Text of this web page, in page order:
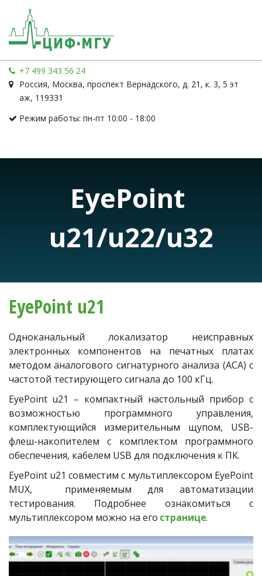
+7 499 343 56 24
Россия, Москва, проспект Вернадского, д. 21, к. 3, 5 эт
аж, 119331
Режим работы: пн-пт 10:00 - 18:00
EyePoint
u21/u22/u32
EyePoint u21
Одноканальный локализатор неисправных
электронных компонентов на печатных платах
методом аналогового сигнатурного анализа (АСА) с
частотой тестирующего сигнала до 100 кГц.
EyePoint u21 – компактный настольный прибор с
возможностью программного управления,
комплектующийся измерительным щупом, USB-
флеш-накопителем с комплектом программного
обеспечения, кабелем USB для подключения к ПК.
EyePoint u21 совместим с мультиплексором EyePoint
MUX, применяемым для автоматизации
тестирования. Подробнее ознакомиться с
мультиплексором можно на его странице.